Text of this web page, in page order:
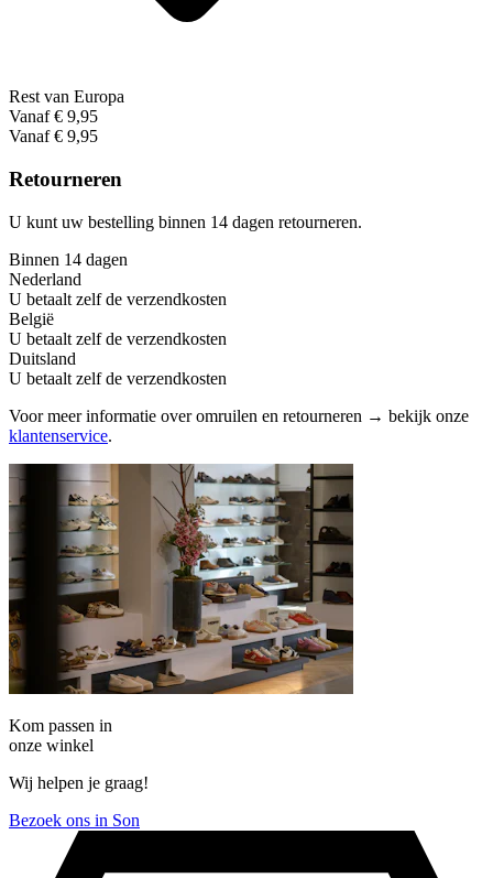
Rest van Europa
Vanaf € 9,95
Vanaf € 9,95
Retourneren
U kunt uw bestelling binnen 14 dagen retourneren.
Binnen 14 dagen
Nederland
U betaalt zelf de verzendkosten
België
U betaalt zelf de verzendkosten
Duitsland
U betaalt zelf de verzendkosten
Voor meer informatie over omruilen en retourneren → bekijk onze
klantenservice.
Kom passen in
onze winkel
Wij helpen je graag!
Bezoek ons in Son